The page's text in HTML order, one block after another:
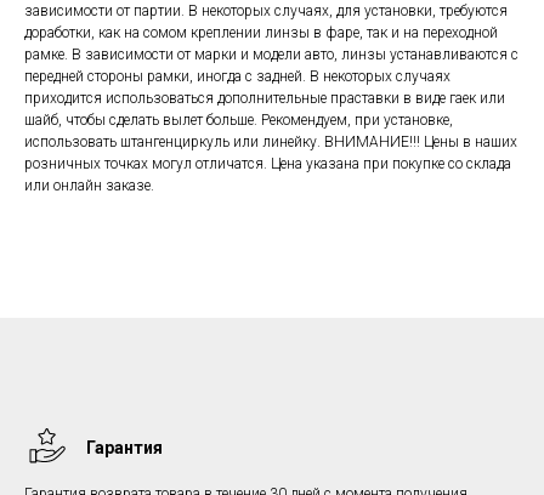
зависимости от партии. В некоторых случаях, для установки, требуются
доработки, как на сомом креплении линзы в фаре, так и на переходной
рамке. В зависимости от марки и модели авто, линзы устанавливаются с
передней стороны рамки, иногда с задней. В некоторых случаях
приходится использоваться дополнительные праставки в виде гаек или
шайб, чтобы сделать вылет больше. Рекомендуем, при установке,
использовать штангенциркуль или линейку. ВНИМАНИЕ!!! Цены в наших
розничных точках могул отличатся. Цена указана при покупке со склада
или онлайн заказе.
Гарантия